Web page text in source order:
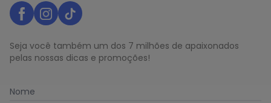
Seja você também um dos 7 milhões de apaixonados
pelas nossas dicas e promoções!
Nome